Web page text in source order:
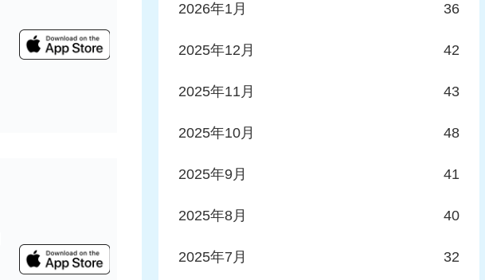
2026年1月 36
2025年12月 42
2025年11月 43
2025年10月 48
2025年9月 41
2025年8月 40
2025年7月 32